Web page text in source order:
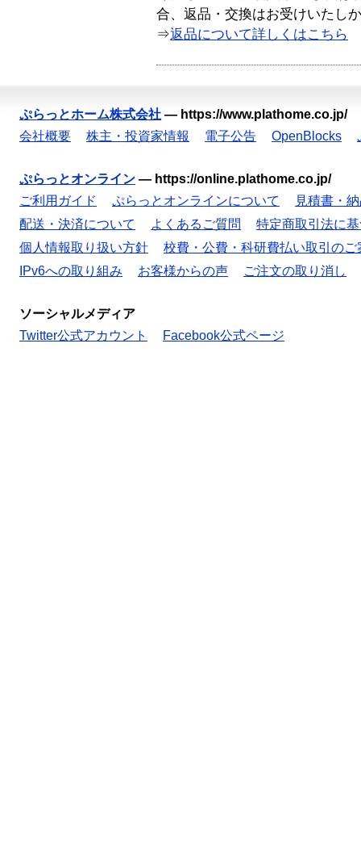
合、返品・交換はお受けいたし
⇒返品について詳しくはこちら
ぷらっとホーム株式会社 — https://www.plathome.co.jp/
会社概要
株主・投資家情報 電子公告 OpenBlocks
ぷらっとオンライン — https://online.plathome.co.jp/
ご利用ガイド
ぷらっとオンラインについて
見積書・
配送・決済について
よくあるご質問
特定商取引法に
個人情報取り扱い方針
校費・公費・科研費払い取引のご
IPv6への取り組み
お客様からの声 ご注文の取り消し
ソーシャルメディア
Twitter公式アカウント
Facebook公式ページ